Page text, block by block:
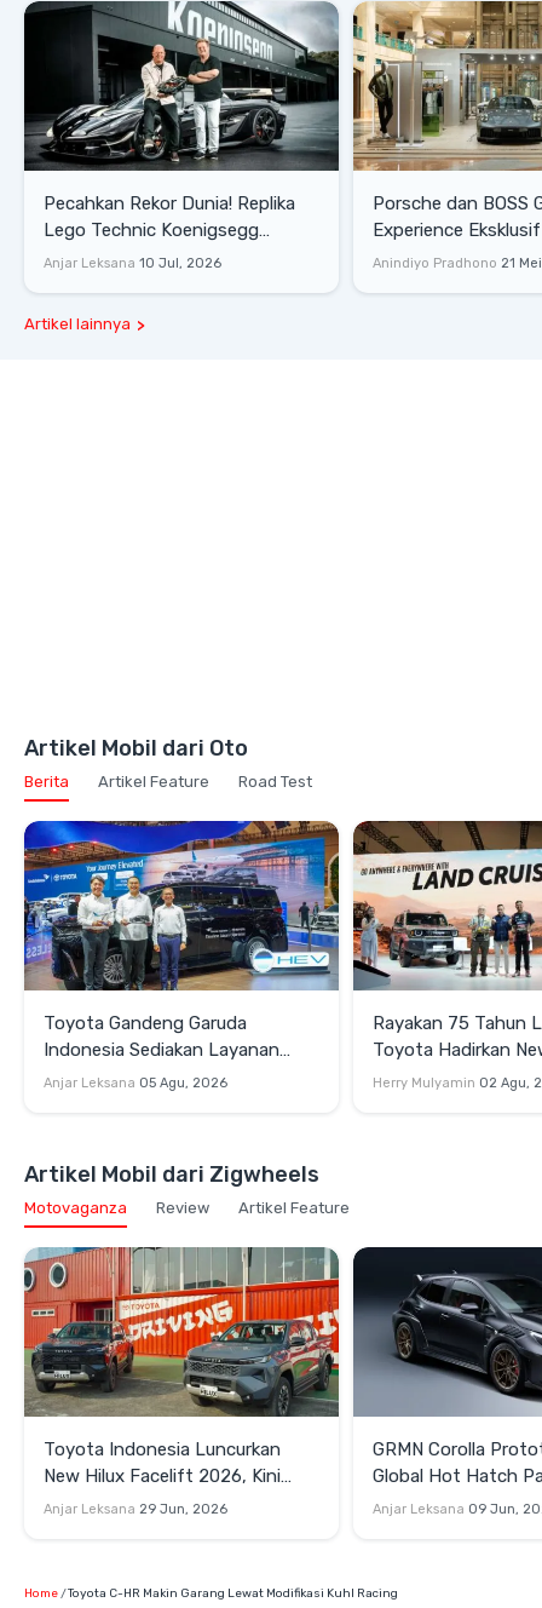
Pecahkan Rekor Dunia! Replika
Lego Technic Koenigsegg
Sadair's Spear Ukuran Asli Sukses
Anjar Leksana 10 Jul, 2026
Porsche dan BOSS
Experience
Senayan, Hadirkan
Anindiyo Pradhono 21
Artikel lainnya
Artikel Mobil dari Oto
Berita Artikel Feature Road Test
Toyota Gandeng Garuda
Indonesia Sediakan Layanan
Penjemputan Alphard Hybrid EV
Anjar Leksana 05 Agu, 2026
Rayakan 75 Tahun
Toyota Hadirkan
Cruiser 300 HEV
Herry Mulyamin 02 Agu,
Artikel Mobil dari Zigwheels
Motovaganza Review Artikel Feature
Toyota Indonesia Luncurkan
New Hilux Facelift 2026, Kini
Punya Versi EV
Anjar Leksana 29 Jun, 2026
GRMN Corolla
Global Hot Hatch
Garapan Gazoo
Anjar Leksana 09 Jun,
Home Toyota C-HR Makin Garang Lewat Modifikasi Kuhl Racing